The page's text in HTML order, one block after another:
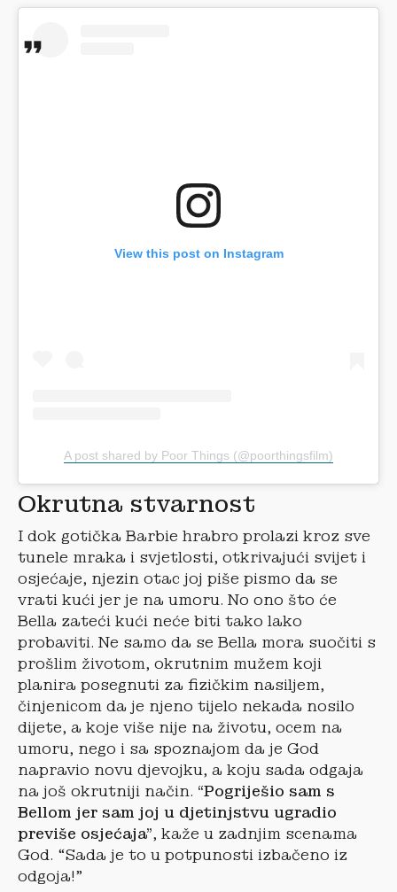
View this post on Instagram
A post shared by Poor Things (@poorthingsfilm)
Okrutna stvarnost
I dok gotička Barbie hrabro prolazi kroz sve
tunele mraka i svjetlosti, otkrivajući svijet i
osjećaje, njezin otac joj piše pismo da se
vrati kući jer je na umoru. No ono što će
Bella zateći kući neće biti tako lako
probaviti. Ne samo da se Bella mora suočiti s
prošlim životom, okrutnim mužem koji
planira posegnuti za fizičkim nasiljem,
činjenicom da je njeno tijelo nekada nosilo
dijete, a koje više nije na životu, ocem na
umoru, nego i sa spoznajom da je God
napravio novu djevojku, a koju sada odgaja
na još okrutniji način. “Pogriješio sam s
Bellom jer sam joj u djetinjstvu ugradio
previše osjećaja”, kaže u zadnjim scenama
God. “Sada je to u potpunosti izbačeno iz
odgoja!”